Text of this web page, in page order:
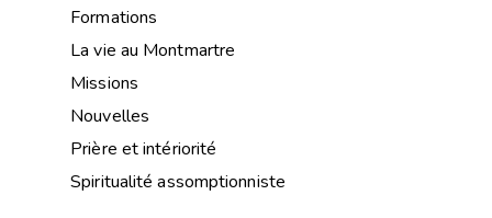
Formations
La vie au Montmartre
Missions
Nouvelles
Prière et intériorité
Spiritualité assomptionniste